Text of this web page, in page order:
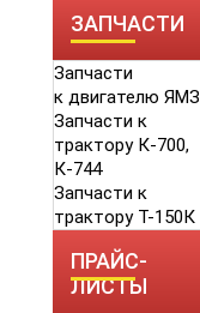
ЗАПЧАСТИ
Запчасти
к двигателю ЯМЗ
Запчасти к
трактору К-700,
К-744
Запчасти к
трактору Т-150К
ПРАЙС-
ЛИСТЫ